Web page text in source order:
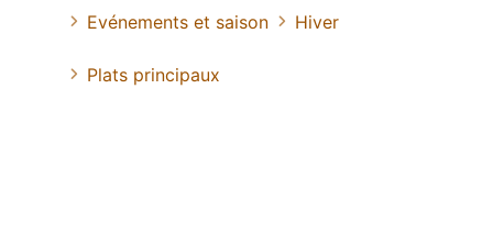
Evénements et saison
Hiver
Plats principaux